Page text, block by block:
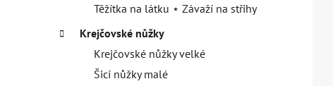
Těžítka na látku ⋆ Závaží na střihy
Krejčovské nůžky
Krejčovské nůžky velké
Šicí nůžky malé